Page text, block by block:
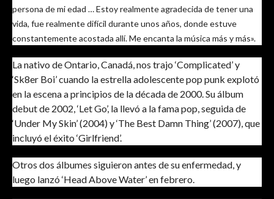
persona de mi edad … Estoy realmente agradecida de tener una
vida, fue realmente difícil durante unos años, donde estuve
constantemente acostada allí. Me encanta la música más y más».
La nativo de Ontario, Canadá, nos trajo ‘Complicated’ y
‘Sk8er Boi’ cuando la estrella adolescente pop punk explotó
en la escena a principios de la década de 2000. Su álbum
debut de 2002, ‘Let Go’, la llevó a la fama pop, seguida de
‘Under My Skin’ (2004) y ‘The Best Damn Thing’ (2007), que
incluyó el éxito ‘Girlfriend’.
Otros dos álbumes siguieron antes de su enfermedad, y
luego lanzó ‘Head Above Water’ en febrero.